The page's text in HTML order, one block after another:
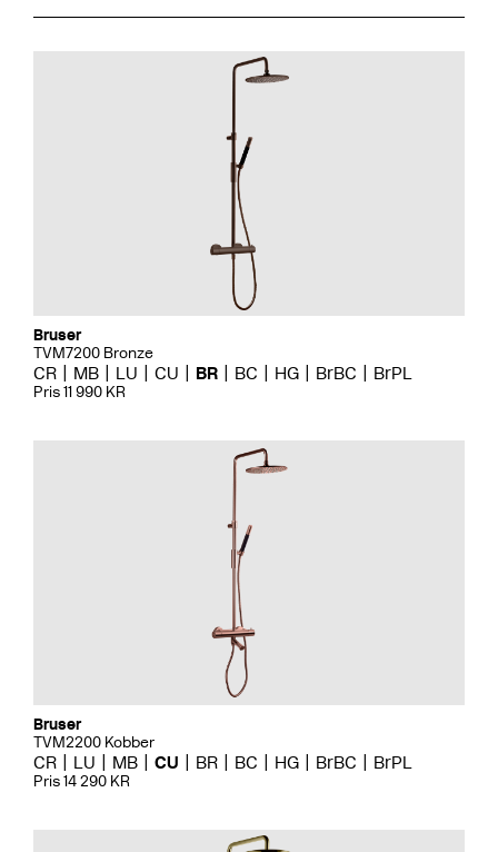
Bruser
TVM7200 Bronze
CR MB LU CU BR BC HG BrBC BrPL
Pris 11 990 KR
Bruser
TVM2200 Kobber
CR LU MB CU BR BC HG BrBC BrPL
Pris 14 290 KR